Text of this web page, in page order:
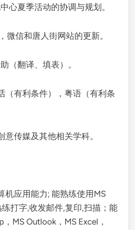
心夏季活动的协调与规划。
微信和唐人街网站的更新。
（翻译、填表）。
（有利条件），粤语（有利条
传媒及其他相关学科。
机应用能力; 能熟练使用MS
打字,收发邮件,复印,扫描；能
MS Outlook，MS Excel，